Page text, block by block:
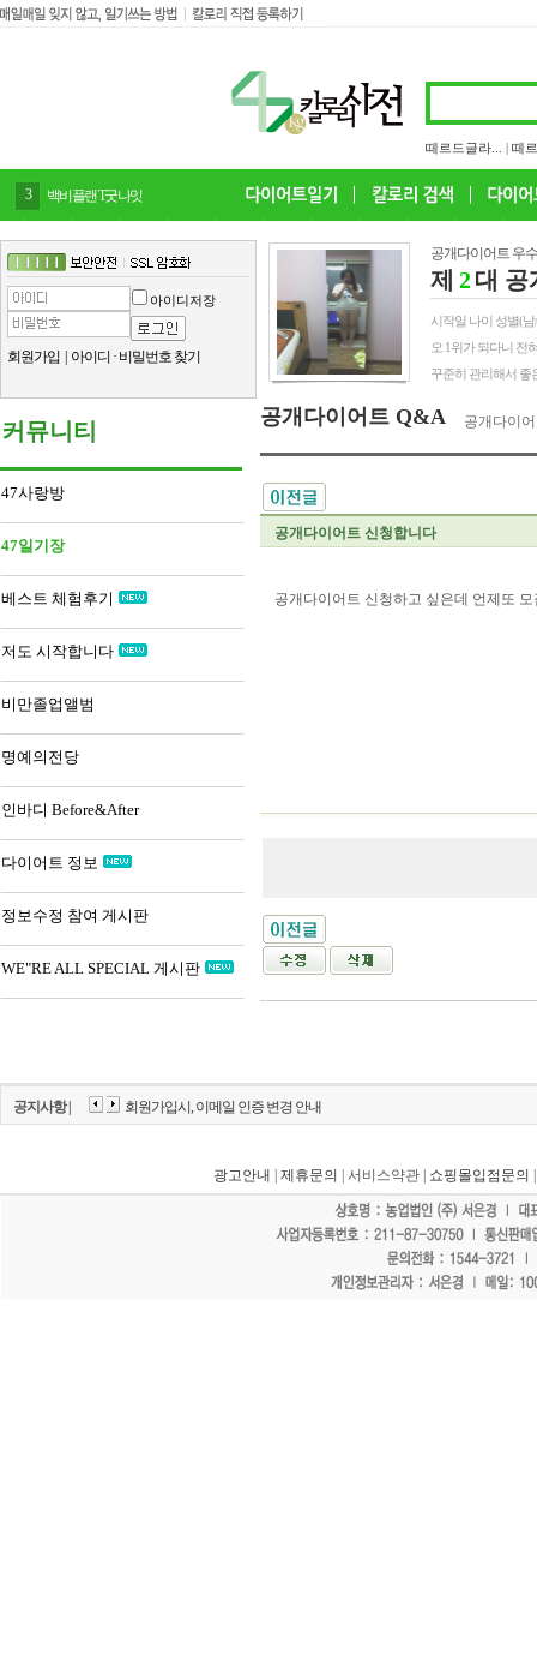
떼르드글라... 떼
4 감말랭이
아이디저장
회원가입 아이디 · 비밀번호 찾기
커뮤니티
47사랑방
47일기장
베스트 체험후기
저도 시작합니다
비만졸업앨범
명예의전당
인바디 Before&After
다이어트 정보
정보수정 참여 게시판
WE"RE ALL SPECIAL 게시판
공개다이어트 우
제 2대 공
시작일 나이 성별(남
오 1위가 되다니 전
꾸준히 관리해서 좋
공개다이어트 Q&A 공개다이
공개다이어트 신청합니다
공개다이어트 신청하고 싶은데 언제또 모
공지사항 | 회원가입시, 이메일 인증 변경 안내
광고안내 제휴문의 | 서비스약관 | 쇼핑몰입점문의
"홈페이지 모든 게시물에